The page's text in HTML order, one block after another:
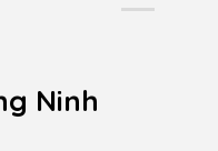
Ninh